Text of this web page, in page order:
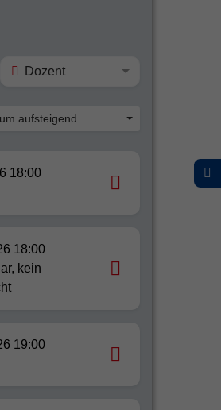
Dozent
aufsteigend
18:00
18:00
kein
19:00